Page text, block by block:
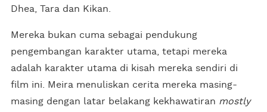
Dhea, Tara dan Kikan.
Mereka bukan cuma sebagai pendukung
pengembangan karakter utama, tetapi mereka
adalah karakter utama di kisah mereka sendiri di
film ini. Meira menuliskan cerita mereka masing-
masing dengan latar belakang kekhawatiran mostly